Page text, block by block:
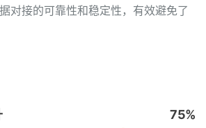
对接的可靠性和稳定性，有效避免了
75